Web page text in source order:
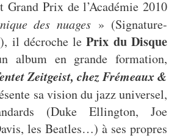
Grand Prix de l’Académie 2010
des nuages» (Signature-
il décroche lePrix du Disque
album en grande formation,
Zeitgeist, chez Frémeaux &
sa vision du jazz universel,
(Duke Ellington, Joe
les Beatles…) à ses propres